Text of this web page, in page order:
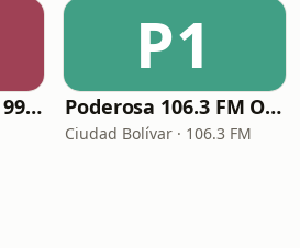
La Voz Que Clama 99.5FM
P1
Poderosa 106.3 FM Online
Ciudad Bolívar · 106.3 FM